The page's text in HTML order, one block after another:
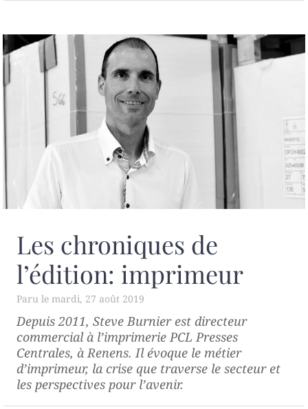
Les chroniques de
l’édition: imprimeur
mardi, 27 août 2019
Depuis 2011, Steve Burnier est directeur
commercial à l’imprimerie PCL Presses
Centrales, à Renens. Il évoque le métier
d’imprimeur, la crise que traverse le secteur et
les perspectives pour l’avenir.